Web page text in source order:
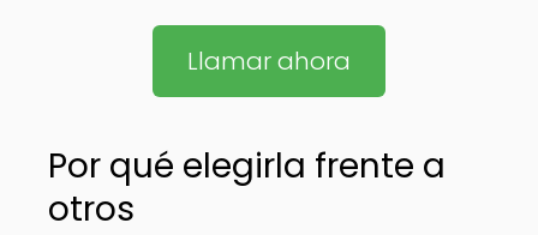
Llamar ahora
Por qué elegirla frente a
otros